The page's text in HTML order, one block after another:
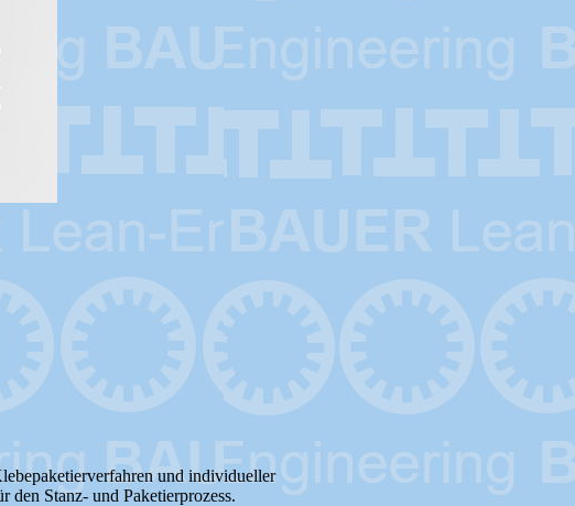
und individueller
den Stanz- und Paketierprozess.